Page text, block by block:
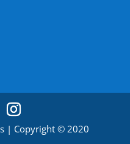
| Copyright © 2020